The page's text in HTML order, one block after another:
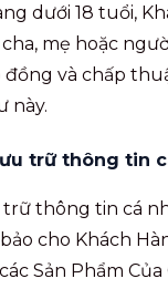
dưới 18 tuổi,
mẹ hoặc
và chấp
này.
trữ thông tin
thông tin cá
cho Khách
Sản Phẩm Của